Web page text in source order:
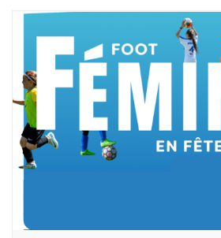
Plus d'information sur l'évènement :